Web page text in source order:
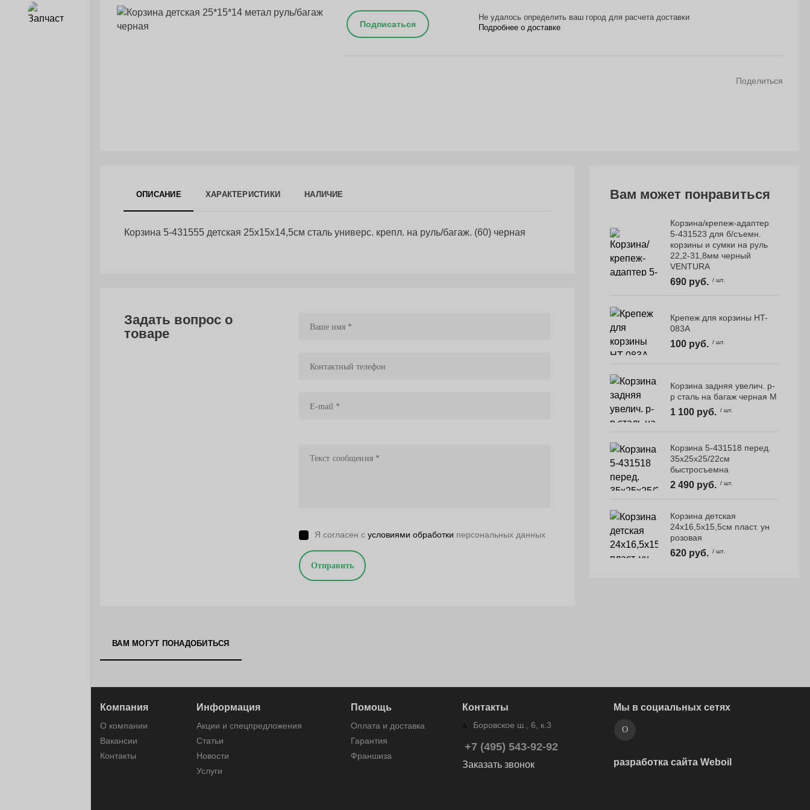
Запчасти
Подписаться
Не удалось определить ваш город для расчета доставки
Подробнее о доставке
Поделиться
ОПИСАНИЕ ХАРАКТЕРИСТИКИ НАЛИЧИЕ
Корзина 5-431555 детская 25х15х14,5см сталь универс. крепл. на руль/багаж. (60) черная
Задать вопрос о
товаре
Я согласен с условиями обработки персональных данных
Отправить
ВАМ МОГУТ ПОНАДОБИТЬСЯ
Вам может понравиться
Корзина/крепеж-адаптер
5-431523 для б/съемн.
корзины и сумки на руль
22,2-31,8мм черный
VENTURA
690 руб. / шт.
Крепеж для корзины HT-
083A
100 руб. / шт.
Корзина задняя увелич. р-
р сталь на багаж черная M
1 100 руб. / шт.
Корзина 5-431518 перед.
35х25х25/22см
быстросъемна
2 490 руб. / шт.
Корзина детская
24х16,5х15,5см пласт. ун
розовая
620 руб. / шт.
Компания
О компании
Вакансии
Контакты
Информация
Акции и спецпредложения
Статьи
Новости
Услуги
Помощь
Оплата и доставка
Гарантия
Франшиза
Контакты
Боровское ш., 6, к.3
+7 (495) 543-92-92
Заказать звонок
Мы в социальных сетях
разработка сайта Weboil